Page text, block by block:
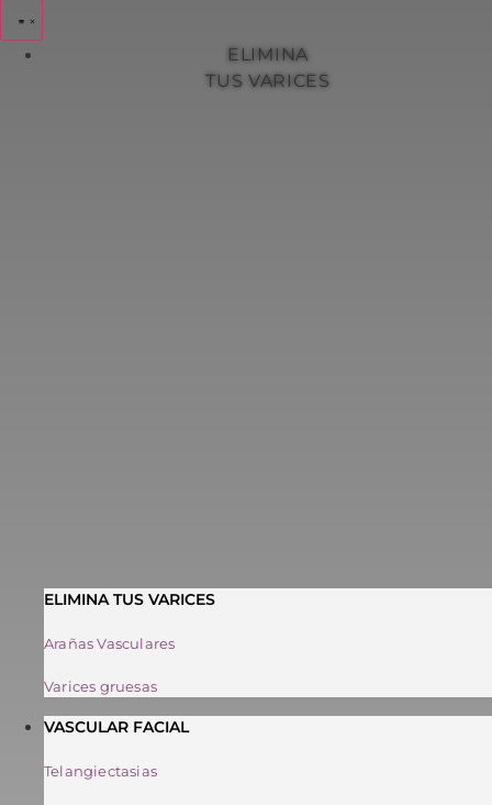
ELIMINA
TUS VARICES
ELIMINA TUS VARICES
Arañas Vasculares
Varices gruesas
VASCULAR FACIAL
Telangiectasias